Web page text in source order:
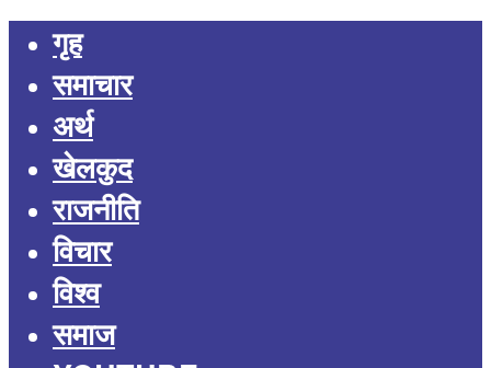
गृह
समाचार
अर्थ
खेलकुद
राजनीति
विचार
विश्व
समाज